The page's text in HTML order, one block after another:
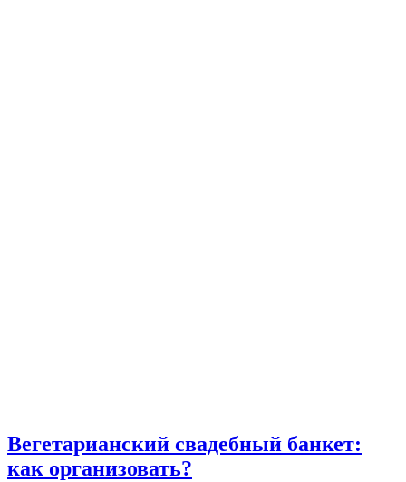
Вегетарианский свадебный банкет:
как организовать?